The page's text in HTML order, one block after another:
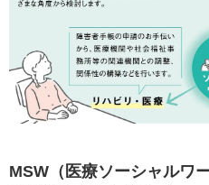
MSW（医療ソーシャルワ